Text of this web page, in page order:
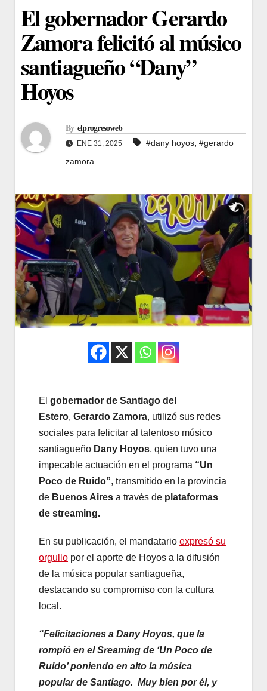
El gobernador Gerardo
Zamora felicitó al músico
santiagueño “Dany”
Hoyos
By elprogresoweb
ENE 31, 2025 #dany hoyos, #gerardo
zamora
El gobernador de Santiago del
Estero, Gerardo Zamora, utilizó sus redes
sociales para felicitar al talentoso músico
santiagueño Dany Hoyos, quien tuvo una
impecable actuación en el programa “Un
Poco de Ruido”, transmitido en la provincia
de Buenos Aires a través de plataformas
de streaming.
En su publicación, el mandatario expresó su
orgullo por el aporte de Hoyos a la difusión
de la música popular santiagueña,
destacando su compromiso con la cultura
local.
“Felicitaciones a Dany Hoyos, que la
rompió en el Sreaming de ‘Un Poco de
Ruido’ poniendo en alto la música
popular de Santiago. Muy bien por él, y